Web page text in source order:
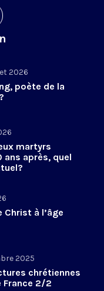
2026
poète de la
martyrs
ans après, quel
Christ à l’âge
2025
chrétiennes
France 2/2